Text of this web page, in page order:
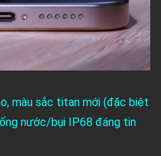
màu sắc titan mới (đặc biệt
nước/bụi IP68 đáng tin